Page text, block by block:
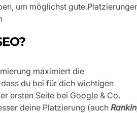
um möglichst gute
maximiert die
du bei für dich wichtigen
ersten Seite bei Google & Co.
deine Platzierung (auch